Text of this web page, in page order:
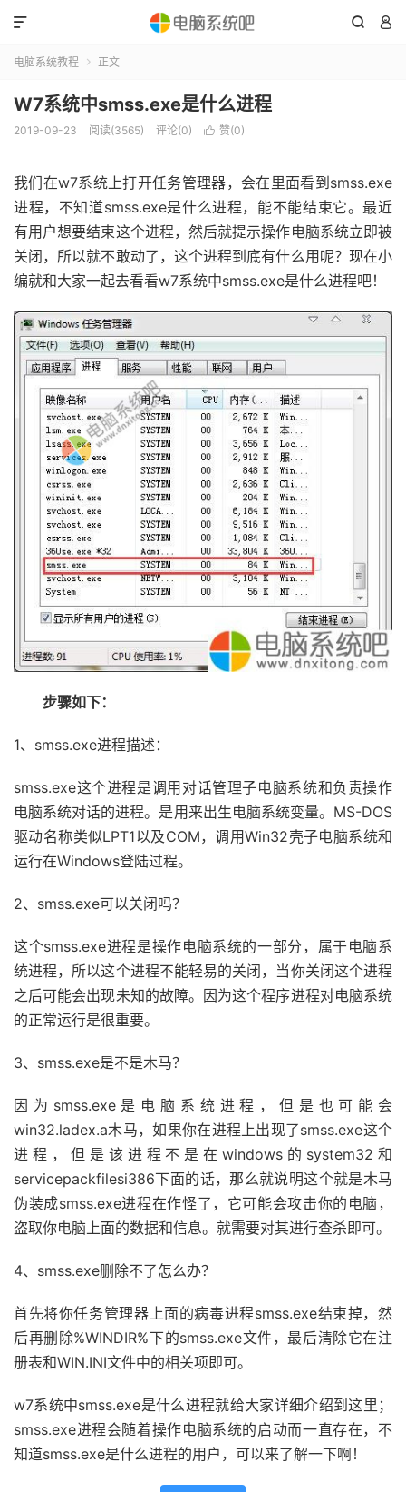
 

电脑系统教程  正文
W7系统中smss.exe是什么进程
2019-09-23 阅读(3565) 评论(0)  赞(0)
我们在w7系统上打开任务管理器，会在里面看到smss.exe
进程，不知道smss.exe是什么进程，能不能结束它。最近
有用户想要结束这个进程，然后就提示操作电脑系统立即被
关闭，所以就不敢动了，这个进程到底有什么用呢？现在小
编就和大家一起去看看w7系统中smss.exe是什么进程吧！
步骤如下：
1、smss.exe进程描述：
smss.exe这个进程是调用对话管理子电脑系统和负责操作
电脑系统对话的进程。是用来出生电脑系统变量。MS-DOS
驱动名称类似LPT1以及COM，调用Win32壳子电脑系统和
运行在Windows登陆过程。
2、smss.exe可以关闭吗？
这个smss.exe进程是操作电脑系统的一部分，属于电脑系
统进程，所以这个进程不能轻易的关闭，当你关闭这个进程
之后可能会出现未知的故障。因为这个程序进程对电脑系统
的正常运行是很重要。
3、smss.exe是不是木马？
因为smss.exe是电脑系统进程，但是也可能会
win32.ladex.a木马，如果你在进程上出现了smss.exe这个
进程，但是该进程不是在windows的system32和
servicepackfilesi386下面的话，那么就说明这个就是木马
伪装成smss.exe进程在作怪了，它可能会攻击你的电脑，
盗取你电脑上面的数据和信息。就需要对其进行查杀即可。
4、smss.exe删除不了怎么办？
首先将你任务管理器上面的病毒进程smss.exe结束掉，然
后再删除%WINDIR%下的smss.exe文件，最后清除它在注
册表和WIN.INI文件中的相关项即可。
w7系统中smss.exe是什么进程就给大家详细介绍到这里；
smss.exe进程会随着操作电脑系统的启动而一直存在，不
知道smss.exe是什么进程的用户，可以来了解一下啊！